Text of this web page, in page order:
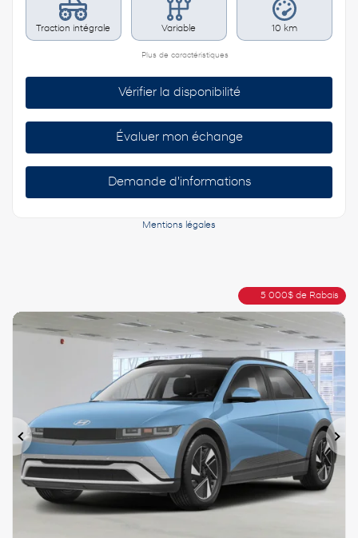
Traction intégrale Variable 10 km
Plus de caractéristiques
Vérifier la disponibilité
Évaluer mon échange
Demande d'informations
Mentions légales
5 000$ de Rabais
Précédent